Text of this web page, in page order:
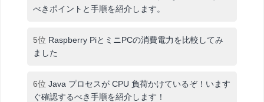
べきポイントと手順を紹介します。
5位 Raspberry PiとミニPCの消費電力を比較してみ
ました
6位 Java プロセスが CPU 負荷かけているぞ！います
ぐ確認するべき手順を紹介します！